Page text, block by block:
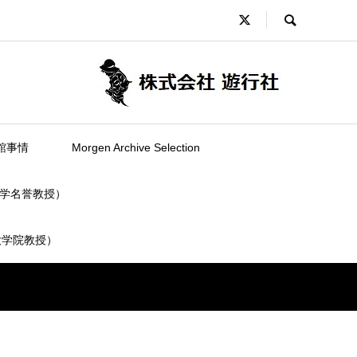
事情 Morgen Archive Selection
名誉教授）
院教授）